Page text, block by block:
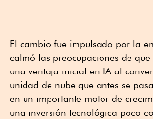
El cambio fue impulsado por la
calmó las preocupaciones de
una ventaja inicial en IA al
unidad de nube que antes se
en un importante motor de
una inversión tecnológica poco